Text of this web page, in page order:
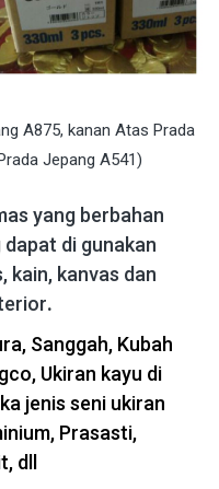
A875, kanan Atas Prada
Jepang A541)
yang berbahan
di gunakan
kain, kanvas dan
.
Sanggah, Kubah
Ukiran kayu di
jenis seni ukiran
Prasasti,
dll